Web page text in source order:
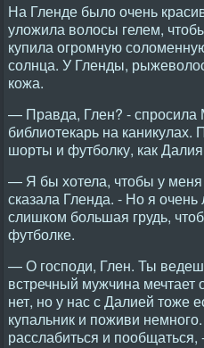
На Гленде было очень
уложила волосы гелем,
купила огромную
солнца. У Гленды,
кожа.
— Правда, Глен? - спросила
библиотекарь на
шорты и футболку, как
— Я бы хотела, чтобы у
сказала Гленда. - Но я
слишком большая грудь,
футболке.
— О господи, Глен. Ты
встречный мужчина мечтает
нет, но у нас с Далией тоже
купальник и поживи
расслабиться и пообщаться,